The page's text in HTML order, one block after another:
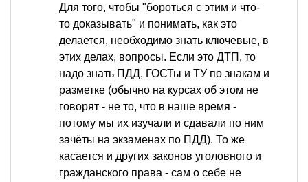
Для того, чтобы "бороться с этим и что-
то доказывать" и понимать, как это
делается, необходимо знать ключевые, в
этих делах, вопросы. Если это ДТП, то
надо знать ПДД, ГОСТы и ТУ по знакам и
разметке (обычно на курсах об этом не
говорят - не то, что в наше время -
потому мы их изучали и сдавали по ним
зачёты на экзаменах по ПДД). То же
касается и других законов уголовного и
гражданского права - сам о себе не